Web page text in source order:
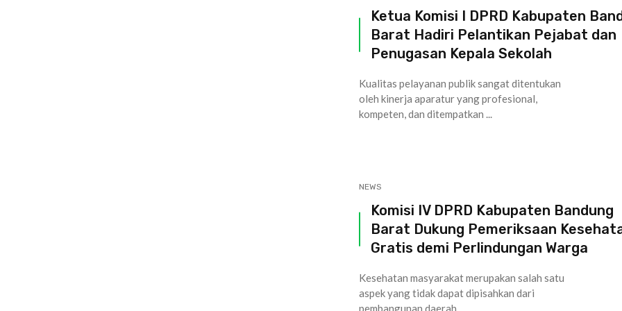
Ketua Komisi I DPRD Kabupaten
Barat Hadiri Pelantikan Pejabat dan
Penugasan Kepala Sekolah
Kualitas pelayanan publik sangat ditentukan
oleh kinerja aparatur yang profesional,
kompeten, dan ditempatkan ...
NEWS
Komisi IV DPRD Kabupaten Bandung
Barat Dukung Pemeriksaan
Gratis demi Perlindungan Warga
Kesehatan masyarakat merupakan salah satu
aspek yang tidak dapat dipisahkan dari
pembangunan daerah. ...